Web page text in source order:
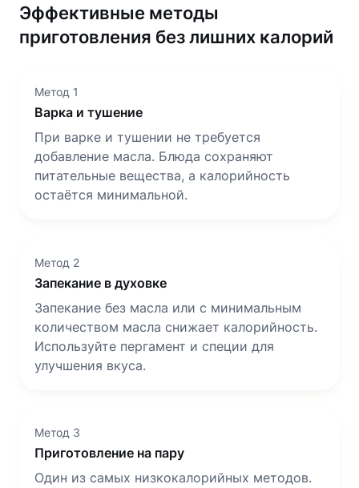
Эффективные методы
приготовления без лишних калорий
Метод 1
Варка и тушение
При варке и тушении не требуется
добавление масла. Блюда сохраняют
питательные вещества, а калорийность
остаётся минимальной.
Метод 2
Запекание в духовке
Запекание без масла или с минимальным
количеством масла снижает калорийность.
Используйте пергамент и специи для
улучшения вкуса.
Метод 3
Приготовление на пару
Один из самых низкокалорийных методов.